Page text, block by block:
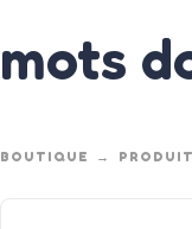
mots
BOUTIQUE